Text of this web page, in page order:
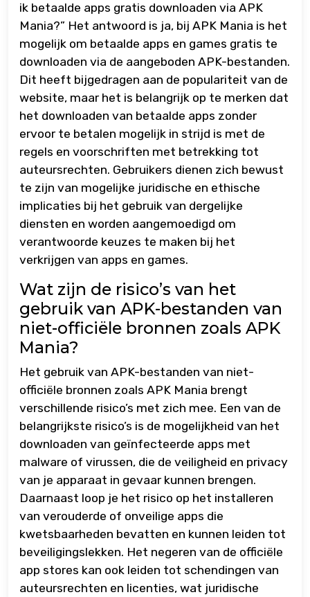
ik betaalde apps gratis downloaden via APK
Mania?” Het antwoord is ja, bij APK Mania is het
mogelijk om betaalde apps en games gratis te
downloaden via de aangeboden APK-bestanden.
Dit heeft bijgedragen aan de populariteit van de
website, maar het is belangrijk op te merken dat
het downloaden van betaalde apps zonder
ervoor te betalen mogelijk in strijd is met de
regels en voorschriften met betrekking tot
auteursrechten. Gebruikers dienen zich bewust
te zijn van mogelijke juridische en ethische
implicaties bij het gebruik van dergelijke
diensten en worden aangemoedigd om
verantwoorde keuzes te maken bij het
verkrijgen van apps en games.
Wat zijn de risico’s van het
gebruik van APK-bestanden van
niet-officiële bronnen zoals APK
Mania?
Het gebruik van APK-bestanden van niet-
officiële bronnen zoals APK Mania brengt
verschillende risico’s met zich mee. Een van de
belangrijkste risico’s is de mogelijkheid van het
downloaden van geïnfecteerde apps met
malware of virussen, die de veiligheid en privacy
van je apparaat in gevaar kunnen brengen.
Daarnaast loop je het risico op het installeren
van verouderde of onveilige apps die
kwetsbaarheden bevatten en kunnen leiden tot
beveiligingslekken. Het negeren van de officiële
app stores kan ook leiden tot schendingen van
auteursrechten en licenties, wat juridische